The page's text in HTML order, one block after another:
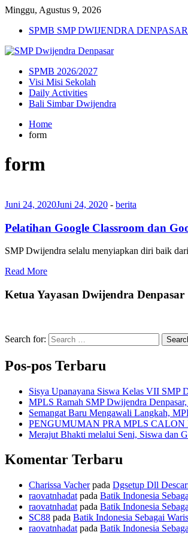
Minggu, Agustus 9, 2026
SPMB SMP DWIJENDRA
SPMB 2026/2027
Visi Misi Sekolah
Daily Activities
Bali Simbar Dwijendra
Home
form
form
Juni 24, 2020Juni 24, 2020 - berita
Pelatihan Google Classroom dan
SMP Dwijendra selalu menyiapkan diri baik
Read More
Ketua Yayasan Dwijendra Denpasar
Search for:
Pos-pos Terbaru
Sisya Upanayana Siswa Kelas VII SMP
MPLS Ramah SMP Dwijendra
Semangat Baru Mengawali Langkah,
PENGUMUMAN PRA MPLS
Merajut Bhakti melalui Seni, Siswa dan
Komentar Terbaru
Charissa Vacherpada Dgsetup Dll
raovatnhadat pada Batik Indonesia
raovatnhadat pada Batik Indonesia
SC88 pada Batik Indonesia Sebagai
raovatnhadat pada Batik Indonesia